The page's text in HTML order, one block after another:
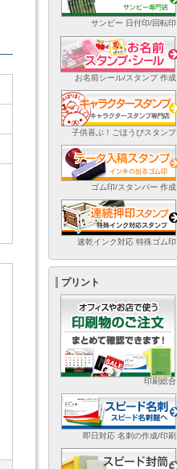
サンビー 日付印/回転印
お名前シール/スタンプ 作成
子供喜ぶ！ごほうびスタンプ
ゴム印/スタンパー 作成
速乾インク対応 特殊ゴム印
プリント
印刷総合
即日対応 名刺の作成/印刷